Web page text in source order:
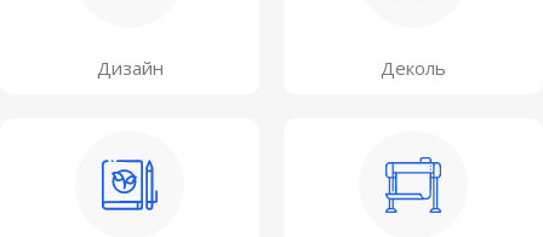
Дизайн Деколь